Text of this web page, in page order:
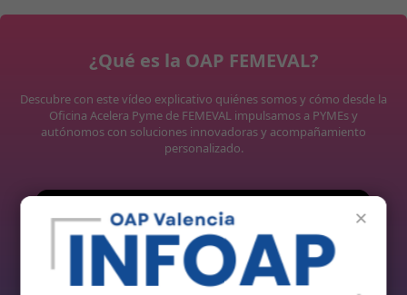
¿Qué es la OAP FEMEVAL?
Descubre con este vídeo explicativo quiénes somos y cómo desde la
Oficina Acelera Pyme de FEMEVAL impulsamos a PYMEs y
autónomos con soluciones innovadoras y acompañamiento
personalizado.
×